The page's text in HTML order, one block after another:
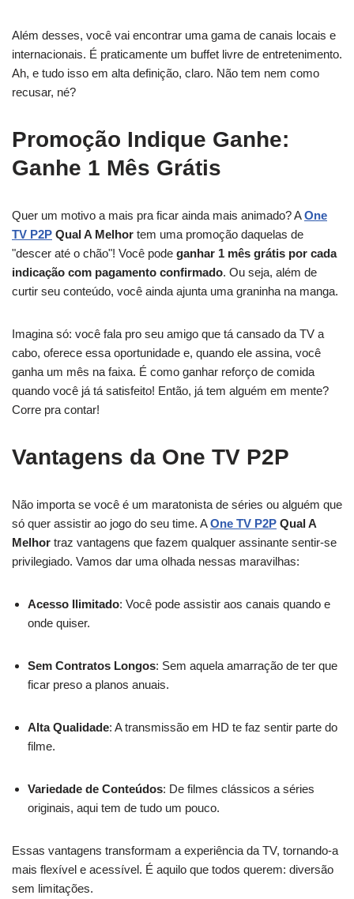
Além desses, você vai encontrar uma gama de canais locais e
internacionais. É praticamente um buffet livre de entretenimento.
Ah, e tudo isso em alta definição, claro. Não tem nem como
recusar, né?
Promoção Indique Ganhe:
Ganhe 1 Mês Grátis
Quer um motivo a mais pra ficar ainda mais animado? AOne
TV P2P Qual A Melhor tem uma promoção daquelas de
"descer até o chão"! Você pode ganhar 1 mês grátis por cada
indicação com pagamento confirmado. Ou seja, além de
curtir seu conteúdo, você ainda ajunta uma graninha na manga.
Imagina só: você fala pro seu amigo que tá cansado da TV a
cabo, oferece essa oportunidade e, quando ele assina, você
ganha um mês na faixa. É como ganhar reforço de comida
quando você já tá satisfeito! Então, já tem alguém em mente?
Corre pra contar!
Vantagens da One TV P2P
Não importa se você é um maratonista de séries ou alguém que
só quer assistir ao jogo do seu time. AOne TV P2P Qual A
Melhor traz vantagens que fazem qualquer assinante sentir-se
privilegiado. Vamos dar uma olhada nessas maravilhas:
Acesso Ilimitado: Você pode assistir aos canais quando e
onde quiser.
Sem Contratos Longos: Sem aquela amarração de ter que
ficar preso a planos anuais.
Alta Qualidade: A transmissão em HD te faz sentir parte do
filme.
Variedade de Conteúdos: De filmes clássicos a séries
originais, aqui tem de tudo um pouco.
Essas vantagens transformam a experiência da TV, tornando-a
mais flexível e acessível. É aquilo que todos querem: diversão
sem limitações.